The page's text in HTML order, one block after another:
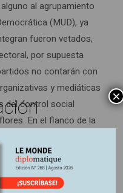
al agrupamiento
(MUD), ya
fueron vetados,
por supuesta
no contarán con
y mediáticas
del control social
En el flanco de la
oportunidad es
levantar banderas de
respaldo social
×